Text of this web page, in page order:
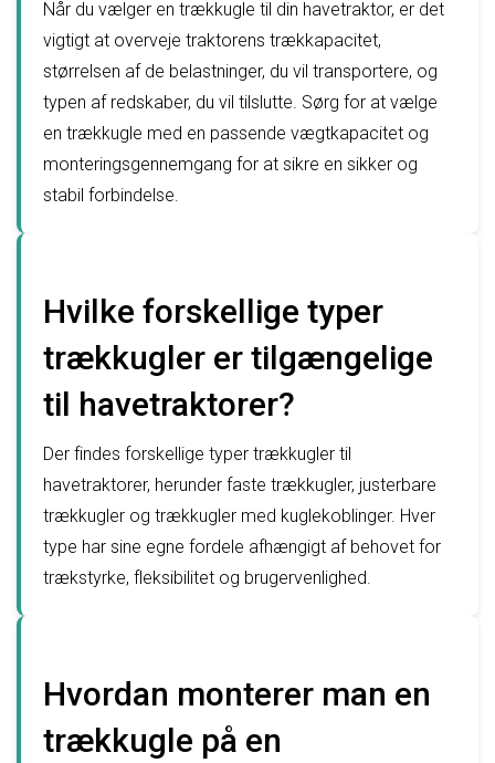
Når du vælger en trækkugle til din havetraktor, er det
vigtigt at overveje traktorens trækkapacitet,
størrelsen af de belastninger, du vil transportere, og
typen af redskaber, du vil tilslutte. Sørg for at vælge
en trækkugle med en passende vægtkapacitet og
monteringsgennemgang for at sikre en sikker og
stabil forbindelse.
Hvilke forskellige typer
trækkugler er tilgængelige
til havetraktorer?
Der findes forskellige typer trækkugler til
havetraktorer, herunder faste trækkugler, justerbare
trækkugler og trækkugler med kuglekoblinger. Hver
type har sine egne fordele afhængigt af behovet for
trækstyrke, fleksibilitet og brugervenlighed.
Hvordan monterer man en
trækkugle på en